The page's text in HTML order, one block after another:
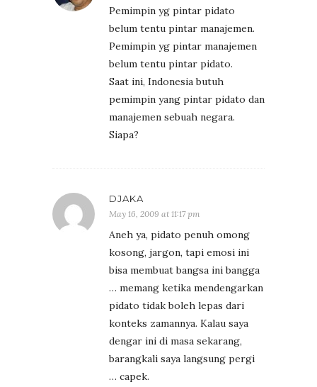
Pemimpin yg pintar pidato
belum tentu pintar manajemen.
Pemimpin yg pintar manajemen
belum tentu pintar pidato.
Saat ini, Indonesia butuh
pemimpin yang pintar pidato dan
manajemen sebuah negara.
Siapa?
DJAKA
May 16, 2009 at 11:17 pm
Aneh ya, pidato penuh omong
kosong, jargon, tapi emosi ini
bisa membuat bangsa ini bangga
… memang ketika mendengarkan
pidato tidak boleh lepas dari
konteks zamannya. Kalau saya
dengar ini di masa sekarang,
barangkali saya langsung pergi
… capek.